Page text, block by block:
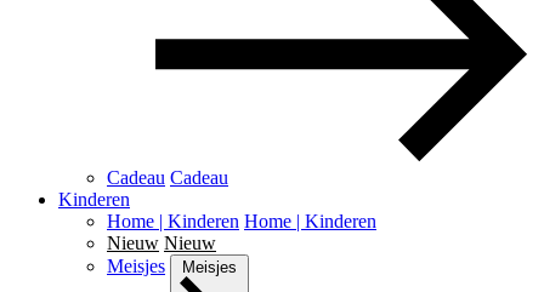
Cadeau Cadeau
Kinderen
Home | Kinderen Home | Kinderen
Nieuw Nieuw
Meisjes
Meisjes